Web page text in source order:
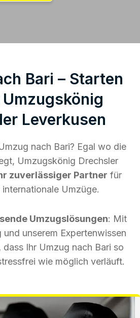
Bari – Starten
Leverkusen
nach Bari? Egal wo die
Umzugskönig Drechsler
zuverlässiger Partner für
internationale Umzüge.
Umzugslösungen: Mit
und unserem Expertenwissen
dass Ihr Umzug nach Bari so
wie möglich verläuft.